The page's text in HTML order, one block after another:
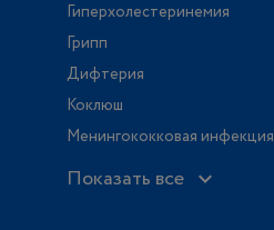
Гиперхолестеринемия
Грипп
Дифтерия
Коклюш
Менингококковая инфекция
Показать все